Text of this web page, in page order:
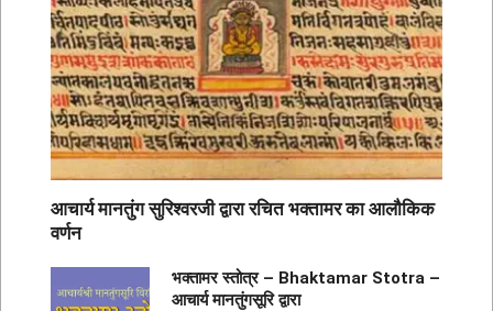
आचार्य मानतुंग सुरिश्वरजी द्वारा रचित भक्तामर का आलौकिक
वर्णन
भक्तामर स्तोत्र – Bhaktamar Stotra –
आचार्य मानतुंगसूरि द्वारा